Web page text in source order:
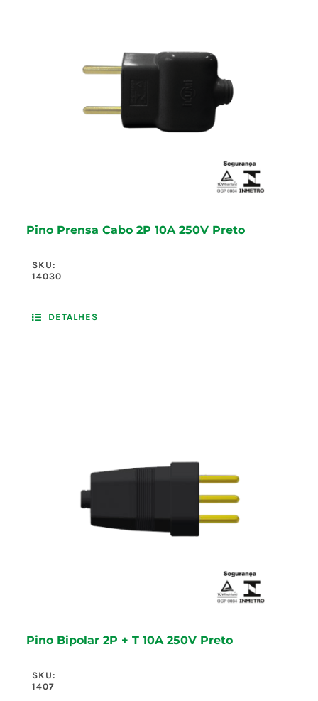
Pino Prensa Cabo 2P 10A 250V Preto
SKU:
14030
DETALHES
Pino Bipolar 2P + T 10A 250V Preto
SKU:
1407